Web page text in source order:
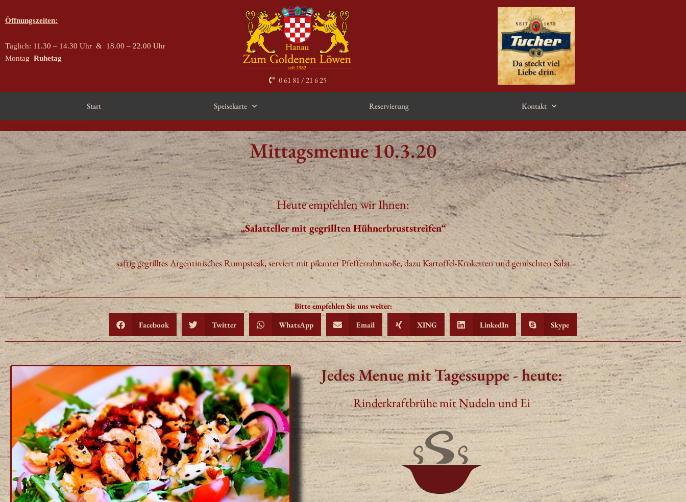
Inhalt
Öffnungszeiten:
Täglich: 11.30 – 14.30 Uhr & 18.00 – 22.00 Uhr
Montag Ruhetag
0 61 81 / 21 6 25
Start Speisekarte Reservierung Kontakt
Mittagsmenue 10.3.20
Heute empfehlen wir Ihnen:
„Salatteller mit gegrillten Hühnerbruststreifen“
saftig gegrilltes Argentinisches Rumpsteak, serviert mit pikanter Pfefferrahmsoße, dazu Kartoffel-Kroketten und gemischten Salat
Bitte empfehlen Sie uns weiter:
Facebook
Twitter WhatsApp Email XING LinkedIn Skype
Jedes Menue mit Tagessuppe - heute:
Rinderkraftbrühe mit Nudeln und Ei
navigation